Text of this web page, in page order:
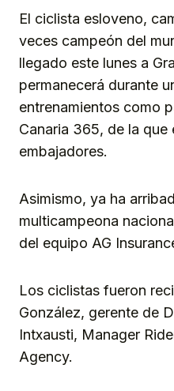
El ciclista esloveno,
veces campeón del
llegado este lunes a
permanecerá durante
entrenamientos como
Canaria 365, de la que
embajadores.
Asimismo, ya ha
multicampeona
del equipo AG
Los ciclistas fueron
González, gerente de
Intxausti, Manager
Agency.